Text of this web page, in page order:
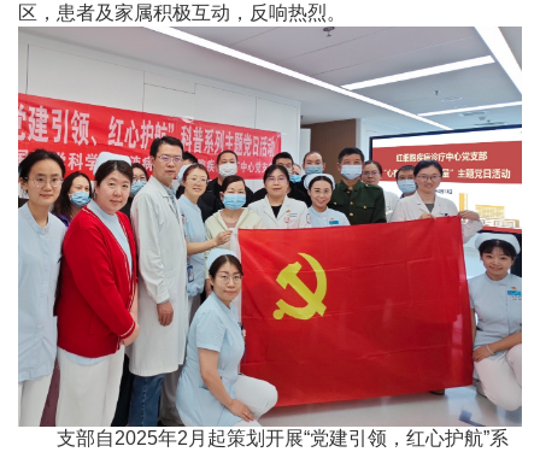
区，患者及家属积极互动，反响热烈。
支部自2025年2月起策划开展“党建引领，红心护航”系